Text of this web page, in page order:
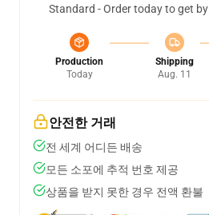
Standard - Order today to get by
Production
Today
Shipping
Aug. 11
안전한 거래
전 세계 어디든 배송
모든 소포에 추적 번호 제공
상품을 받지 못한 경우 전액 환불